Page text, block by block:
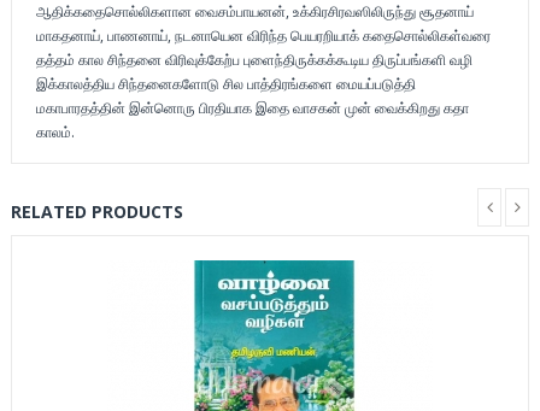
ஆதிக்கதைசொல்லிகளான வைசம்பாயனன், உக்கிரசிரவஸிலிருந்து சூதனாய்
மாகதனாய், பாணனாய், நடனாயென விரிந்த பெயரறியாக் கதைசொல்லிகள்வரை
தத்தம் கால சிந்தனை விரிவுக்கேற்ப புளைந்திருக்கக்கூடிய திருப்பங்களி வழி
இக்காலத்திய சிந்தனைகளோடு சில பாத்திரங்களை மையப்படுத்தி
மகாபாரதத்தின் இன்னொரு பிரதியாக இதை வாசகன் முன் வைக்கிறது கதா
காலம்.
RELATED PRODUCTS